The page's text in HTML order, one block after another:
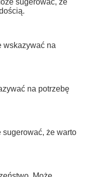
sugerować, że
wskazywać na
na potrzebę
sugerować, że warto